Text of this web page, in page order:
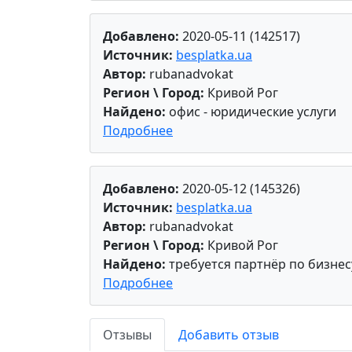
Добавлено: 2020-05-11 (142517)
Источник: besplatka.ua
Автор: rubanadvokat
Регион \ Город: Кривой Рог
Найдено: офис - юридические услуги
Подробнее
Добавлено: 2020-05-12 (145326)
Источник: besplatka.ua
Автор: rubanadvokat
Регион \ Город: Кривой Рог
Найдено: требуется партнёр по
Подробнее
Отзывы
Добавить отзыв